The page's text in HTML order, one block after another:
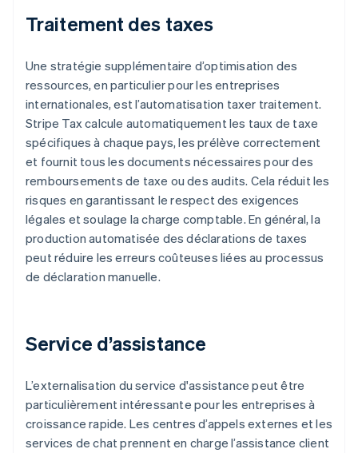
Traitement des taxes
Une stratégie supplémentaire d’optimisation des
ressources, en particulier pour les entreprises
internationales, est l’automatisation taxer traitement.
Stripe Tax calcule automatiquement les taux de taxe
spécifiques à chaque pays, les prélève correctement
et fournit tous les documents nécessaires pour des
remboursements de taxe ou des audits. Cela réduit les
risques en garantissant le respect des exigences
légales et soulage la charge comptable. En général, la
production automatisée des déclarations de taxes
peut réduire les erreurs coûteuses liées au processus
de déclaration manuelle.
Service d’assistance
L’externalisation du service d'assistance peut être
particulièrement intéressante pour les entreprises à
croissance rapide. Les centres d’appels externes et les
services de chat prennent en charge l’assistance client